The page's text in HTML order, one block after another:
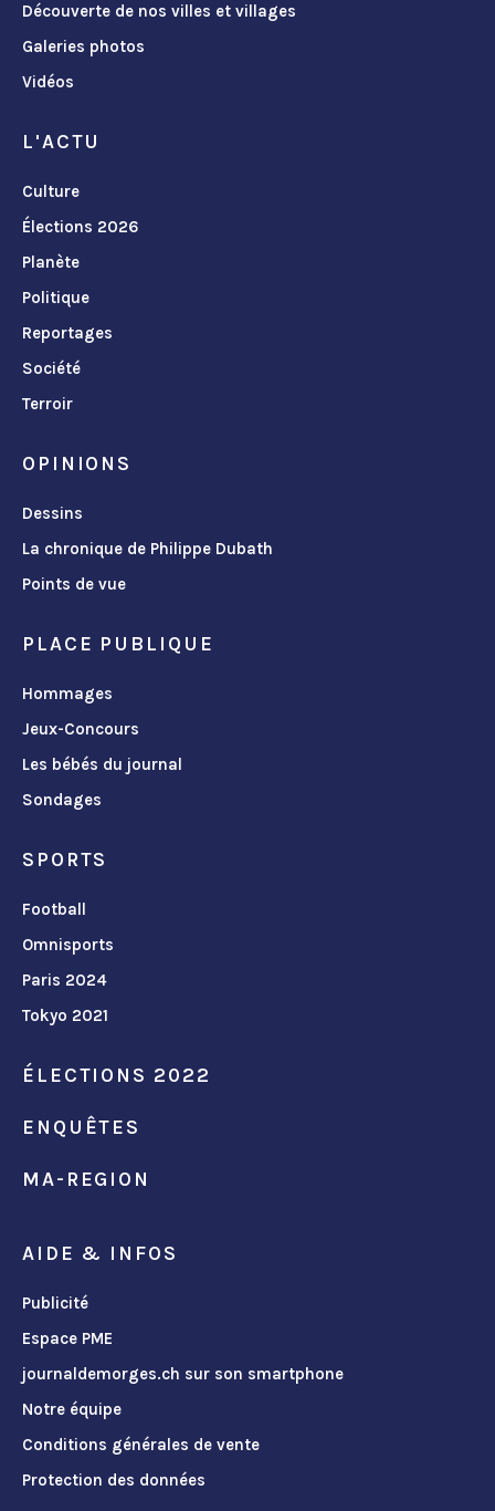
Découverte de nos villes et villages
Galeries photos
Vidéos
L'ACTU
Culture
Élections 2026
Planète
Politique
Reportages
Société
Terroir
OPINIONS
Dessins
La chronique de Philippe Dubath
Points de vue
PLACE PUBLIQUE
Hommages
Jeux-Concours
Les bébés du journal
Sondages
SPORTS
Football
Omnisports
Paris 2024
Tokyo 2021
ÉLECTIONS 2022
ENQUÊTES
MA-REGION
AIDE & INFOS
Publicité
Espace PME
journaldemorges.ch sur son smartphone
Notre équipe
Conditions générales de vente
Protection des données